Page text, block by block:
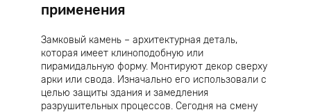
применения
Замковый камень – архитектурная деталь,
которая имеет клиноподобную или
пирамидальную форму. Монтируют декор сверху
арки или свода. Изначально его использовали с
целью защиты здания и замедления
разрушительных процессов. Сегодня на смену